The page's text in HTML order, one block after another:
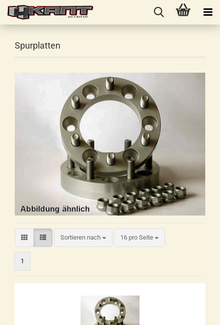
Spurplatten
Sortieren nach 16 pro Seite
1